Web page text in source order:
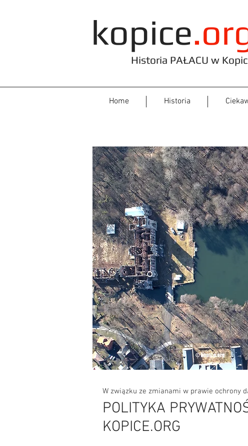
kopice
Historia PAŁACU w
Home Historia
W związku ze zmianami w prawie ochrony
POLITYKA
KOPICE.ORG